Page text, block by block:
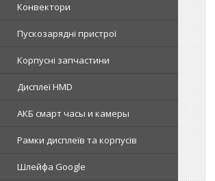
Конвектори
Пускозарядні пристрої
Корпусні запчастини
Дисплеї HMD
АКБ смарт часы и камеры
Рамки дисплеїв та корпусів
Шлейфа Google